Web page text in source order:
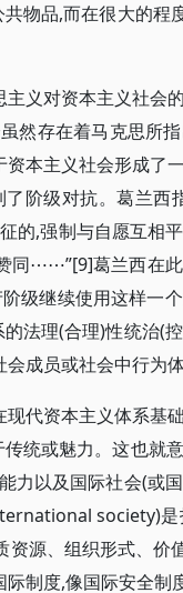
物品,而在很大的程
义对资本主义社会
然存在着马克思所
本主义社会形成了
阶级对抗。葛兰西
的,强制与自愿互相
同⋯⋯”[9]葛兰西在
级继续使用这样一
法理(合理)性统治(
成员或社会中行为
代资本主义体系基
统或魅力。这也就
力以及国际社会(或
society)是
源、组织形式、价
制度,像国际安全制